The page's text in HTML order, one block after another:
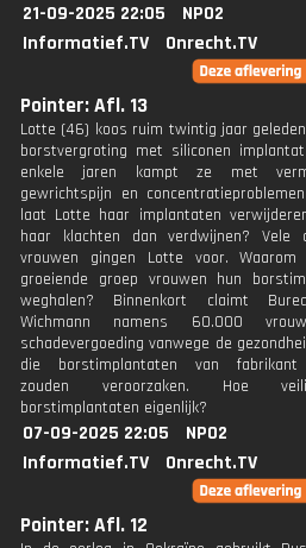
21-09-2025 22:05
NPO2
Informatief.TV
Onrecht.TV
Pointer: Afl. 13
Lotte (46) koos ruim twintig jaar
borstvergroting met siliconen
enkele jaren kampt ze met
gewrichtspijn en
laat Lotte haar implantaten
haar klachten dan verdwijnen? Vele
vrouwen gingen Lotte voor.
groeiende groep vrouwen hun
weghalen? Binnenkort claimt
Wichmann namens 60.000
schadevergoeding vanwege de
die borstimplantaten van fabrikant
zouden veroorzaken. Hoe
borstimplantaten eigenlijk?
07-09-2025 22:05
NPO2
Informatief.TV
Onrecht.TV
Pointer: Afl. 12